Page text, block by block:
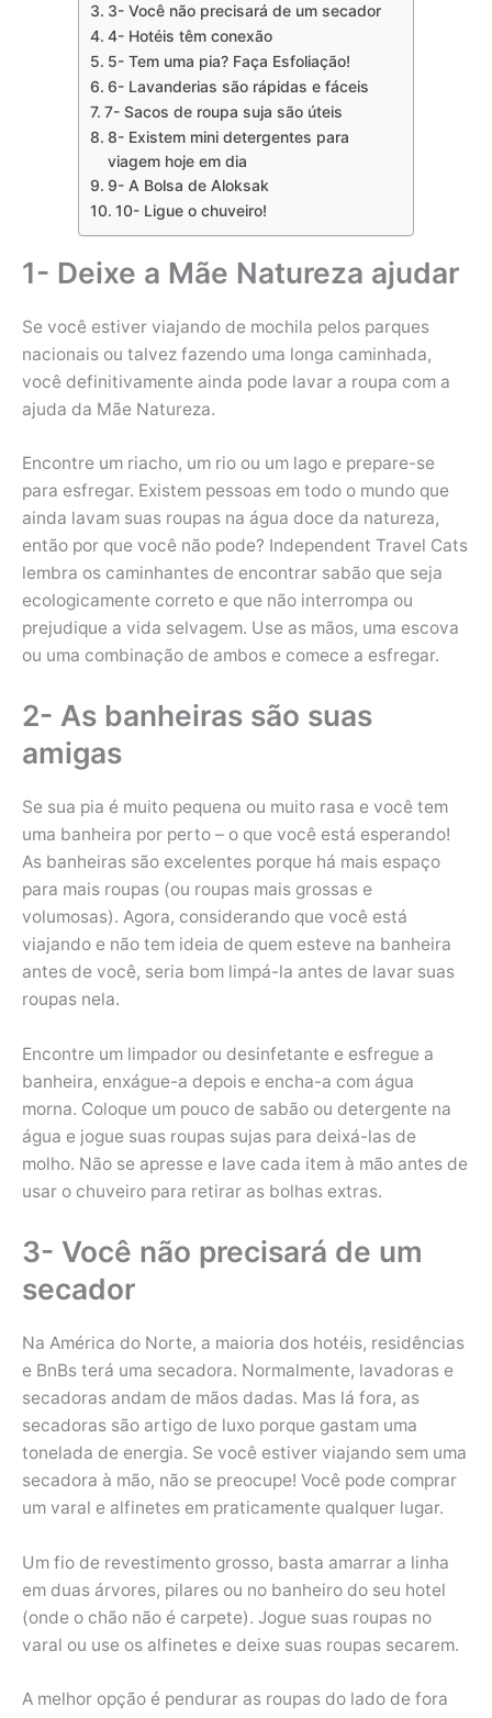
3- Você não precisará de um secador
4- Hotéis têm conexão
5- Tem uma pia? Faça Esfoliação!
6- Lavanderias são rápidas e fáceis
7- Sacos de roupa suja são úteis
8- Existem mini detergentes para
viagem hoje em dia
9- A Bolsa de Aloksak
10- Ligue o chuveiro!
1- Deixe a Mãe Natureza ajudar
Se você estiver viajando de mochila pelos parques
nacionais ou talvez fazendo uma longa caminhada,
você definitivamente ainda pode lavar a roupa com a
ajuda da Mãe Natureza.
Encontre um riacho, um rio ou um lago e prepare-se
para esfregar. Existem pessoas em todo o mundo que
ainda lavam suas roupas na água doce da natureza,
então por que você não pode? Independent Travel Cats
lembra os caminhantes de encontrar sabão que seja
ecologicamente correto e que não interrompa ou
prejudique a vida selvagem. Use as mãos, uma escova
ou uma combinação de ambos e comece a esfregar.
2- As banheiras são suas
amigas
Se sua pia é muito pequena ou muito rasa e você tem
uma banheira por perto – o que você está esperando!
As banheiras são excelentes porque há mais espaço
para mais roupas (ou roupas mais grossas e
volumosas). Agora, considerando que você está
viajando e não tem ideia de quem esteve na banheira
antes de você, seria bom limpá-la antes de lavar suas
roupas nela.
Encontre um limpador ou desinfetante e esfregue a
banheira, enxágue-a depois e encha-a com água
morna. Coloque um pouco de sabão ou detergente na
água e jogue suas roupas sujas para deixá-las de
molho. Não se apresse e lave cada item à mão antes de
usar o chuveiro para retirar as bolhas extras.
3- Você não precisará de um
secador
Na América do Norte, a maioria dos hotéis, residências
e BnBs terá uma secadora. Normalmente, lavadoras e
secadoras andam de mãos dadas. Mas lá fora, as
secadoras são artigo de luxo porque gastam uma
tonelada de energia. Se você estiver viajando sem uma
secadora à mão, não se preocupe! Você pode comprar
um varal e alfinetes em praticamente qualquer lugar.
Um fio de revestimento grosso, basta amarrar a linha
em duas árvores, pilares ou no banheiro do seu hotel
(onde o chão não é carpete). Jogue suas roupas no
varal ou use os alfinetes e deixe suas roupas secarem.
A melhor opção é pendurar as roupas do lado de fora